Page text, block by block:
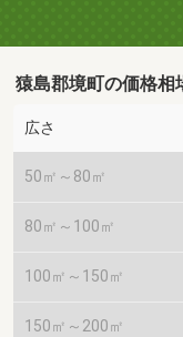
猿島郡境町の価格相
広さ
50㎡～80㎡
80㎡～100㎡
100㎡～150㎡
150㎡～200㎡